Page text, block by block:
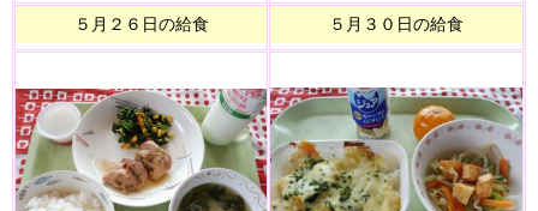
５月２６日の給食 ５月３０日の給食